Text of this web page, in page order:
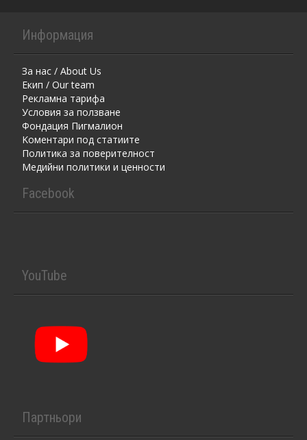
Информация
За нас / About Us
Екип / Our team
Рекламна тарифа
Условия за ползване
Фондация Пигмалион
Kоментaри под статиите
Политика за поверителност
Медийни политики и ценности
Facebook
YouTube
Партньори